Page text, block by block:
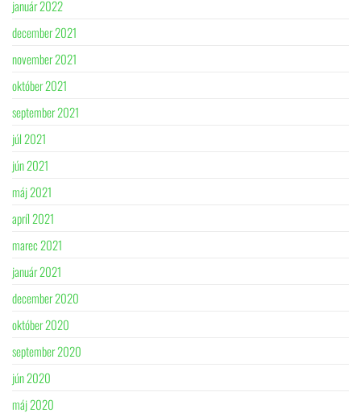
január 2022
december 2021
november 2021
október 2021
september 2021
júl 2021
jún 2021
máj 2021
apríl 2021
marec 2021
január 2021
december 2020
október 2020
september 2020
jún 2020
máj 2020